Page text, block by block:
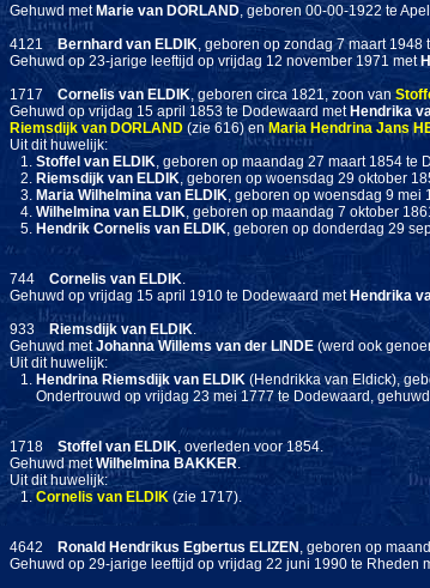
Gehuwd met Marie van DORLAND, geboren 00-00-1922 te
4121 Bernhard van ELDIK, geboren op zondag 7 maart 1948
Gehuwd op 23-jarige leeftijd op vrijdag 12 november 1971 met
1717 Cornelis van ELDIK, geboren circa 1821, zoon van
Gehuwd op vrijdag 15 april 1853 te Dodewaard met Hendrika
Riemsdijk van DORLAND (zie 616) en Maria Hendrina Jans
Uit dit huwelijk:
1. Stoffel van ELDIK, geboren op maandag 27 maart 1854 te
2. Riemsdijk van ELDIK, geboren op woensdag 29 oktober
3. Maria Wilhelmina van ELDIK, geboren op woensdag 9 mei
4. Wilhelmina van ELDIK, geboren op maandag 7 oktober
5. Hendrik Cornelis van ELDIK, geboren op donderdag 29
744 Cornelis van ELDIK.
Gehuwd op vrijdag 15 april 1910 te Dodewaard met Hendrika
933
Riemsdijk van ELDIK.
Gehuwd metJohanna Willems van der LINDE (werd ook
Uit dit huwelijk:
1. Hendrina Riemsdijk van ELDIK (Hendrikka van Eldick),
Ondertrouwd op vrijdag 23 mei 1777 te Dodewaard,
1718 Stoffel van ELDIK, overleden voor 1854.
Gehuwd metWilhelmina BAKKER.
Uit dit huwelijk:
1. Cornelis van ELDIK (zie 1717).
4642 Ronald Hendrikus Egbertus ELIZEN , geboren op
Gehuwd op 29-jarige leeftijd op vrijdag 22 juni 1990 te Rheden